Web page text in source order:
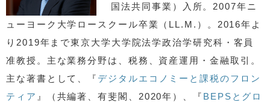
国法共同事業）入所。2007年ニ
ューヨーク大学ロースクール卒業（LL.M.）。2016年よ
り2019年まで東京大学大学院法学政治学研究科・客員
准教授。主な業務分野は、税務、資産運用・金融取引。
主な著書として、『 デジタルエコノミーと課税のフロン
ティア 』（共編著、有斐閣、2020年）、『 BEPSとグロ